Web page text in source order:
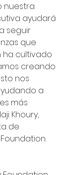
nuestra
ayudará
seguir
que
ha cultivado
creando
nos
a
más
Khoury,
de